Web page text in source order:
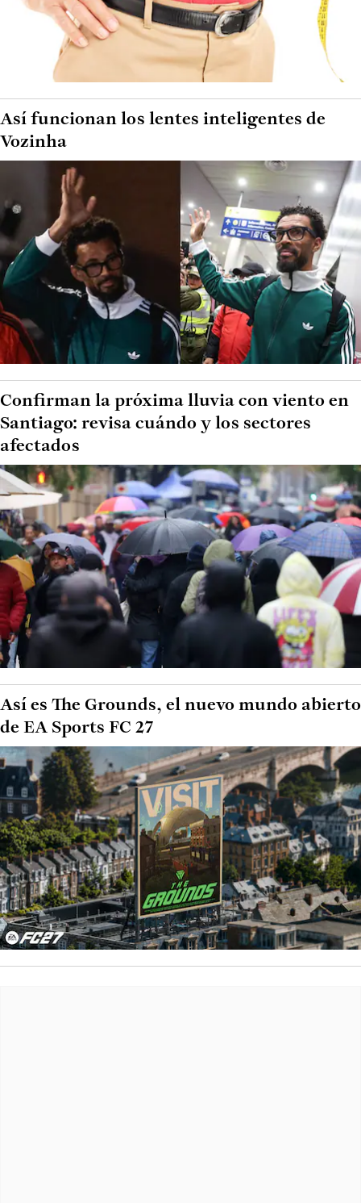
Así funcionan los lentes inteligentes de
Vozinha
Confirman la próxima lluvia con viento en
Santiago: revisa cuándo y los sectores
afectados
Así es The Grounds, el nuevo mundo abierto
de EA Sports FC 27